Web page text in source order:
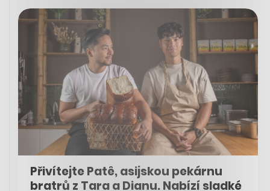
Přivítejte Patê, asijskou pekárnu
bratrů z Tara a Dianu. Nabízí sladké